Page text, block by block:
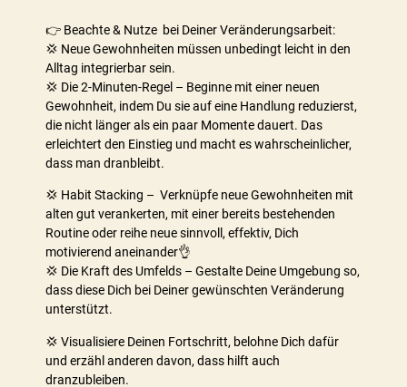
👉 Beachte & Nutze bei Deiner Veränderungsarbeit:
💢 Neue Gewohnheiten müssen unbedingt leicht in den
Alltag integrierbar sein.
💢 Die 2-Minuten-Regel – Beginne mit einer neuen
Gewohnheit, indem Du sie auf eine Handlung reduzierst,
die nicht länger als ein paar Momente dauert. Das
erleichtert den Einstieg und macht es wahrscheinlicher,
dass man dranbleibt.
💢 Habit Stacking – Verknüpfe neue Gewohnheiten mit
alten gut verankerten, mit einer bereits bestehenden
Routine oder reihe neue sinnvoll, effektiv, Dich
motivierend aneinander👌
💢 Die Kraft des Umfelds – Gestalte Deine Umgebung so,
dass diese Dich bei Deiner gewünschten Veränderung
unterstützt.
💢 Visualisiere Deinen Fortschritt, belohne Dich dafür
und erzähl anderen davon, dass hilft auch
dranzubleiben.